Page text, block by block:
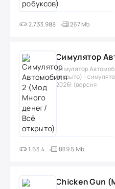
2.733.988 267 Mb
Симулятор
открыто) -
2026! (версия
1.63.4 889.5 Mb
Chicken Gun